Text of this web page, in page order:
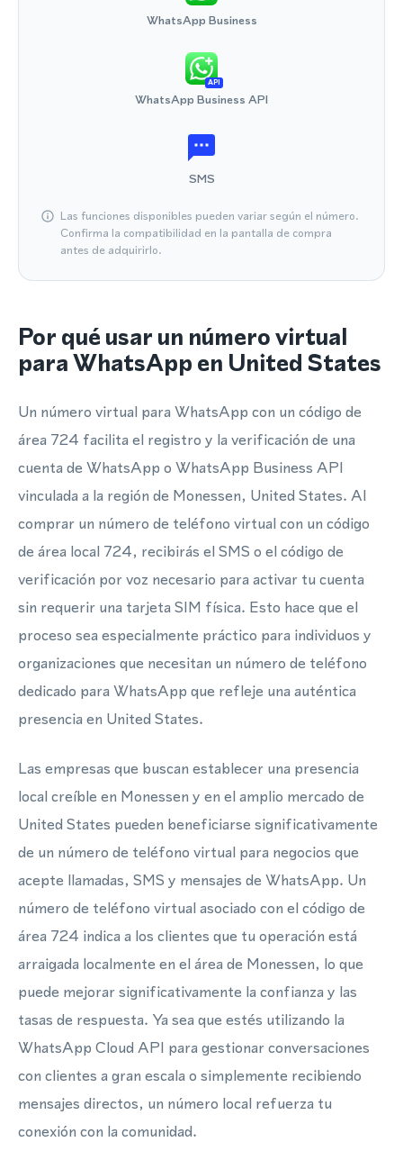
WhatsApp Business
API
WhatsApp Business API
SMS
Las funciones disponibles pueden variar según el número.
Confirma la compatibilidad en la pantalla de compra
antes de adquirirlo.
Por qué usar un número virtual
para WhatsApp en United States
Un número virtual para WhatsApp con un código de
área 724 facilita el registro y la verificación de una
cuenta de WhatsApp o WhatsApp Business API
vinculada a la región de Monessen, United States. Al
comprar un número de teléfono virtual con un código
de área local 724, recibirás el SMS o el código de
verificación por voz necesario para activar tu cuenta
sin requerir una tarjeta SIM física. Esto hace que el
proceso sea especialmente práctico para individuos y
organizaciones que necesitan un número de teléfono
dedicado para WhatsApp que refleje una auténtica
presencia en United States.
Las empresas que buscan establecer una presencia
local creíble en Monessen y en el amplio mercado de
United States pueden beneficiarse significativamente
de un número de teléfono virtual para negocios que
acepte llamadas, SMS y mensajes de WhatsApp. Un
número de teléfono virtual asociado con el código de
área 724 indica a los clientes que tu operación está
arraigada localmente en el área de Monessen, lo que
puede mejorar significativamente la confianza y las
tasas de respuesta. Ya sea que estés utilizando la
WhatsApp Cloud API para gestionar conversaciones
con clientes a gran escala o simplemente recibiendo
mensajes directos, un número local refuerza tu
conexión con la comunidad.